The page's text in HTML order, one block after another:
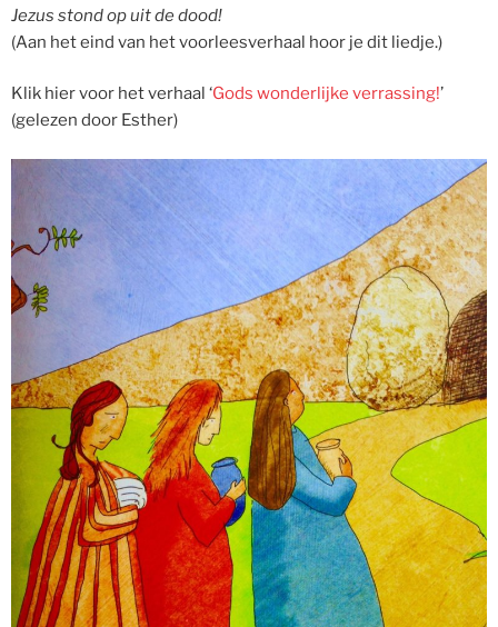
Jezus stond op uit de dood!
(Aan het eind van het voorleesverhaal hoor je dit liedje.)
Klik hier voor het verhaal ‘Gods wonderlijke verrassing!’
(gelezen door Esther)